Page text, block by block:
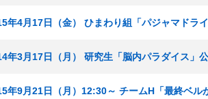
年4月17日（金） ひまわり組「パジャマドラ
年3月17日（月） 研究生「脳内パラダイス」
年9月21日（月）12:30～ チームH「最終ベル